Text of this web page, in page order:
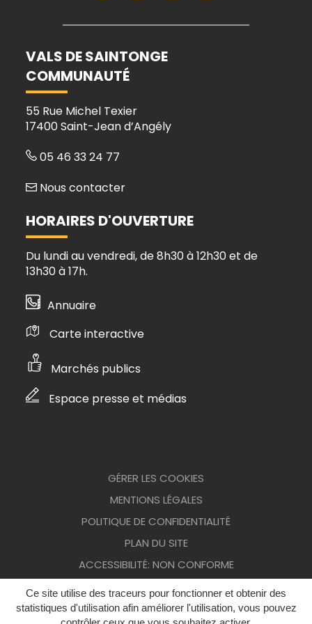
Ce site utilise des traceurs pour fonctionner et obtenir des
statistiques d'utilisation afin améliorer l'utilisation, vous pouvez
FacebookInstagram
VALS DE SAINTONGE
COMMUNAUTÉ
55 Rue Michel Texier
17400 Saint-Jean d’Angély
05 46 33 24 77
Nous contacter
HORAIRES D'OUVERTURE
Du lundi au vendredi, de 8h30 à 12h30 et de
13h30 à 17h.
Annuaire
Carte interactive
Marchés publics
Espace presse et médias
GÉRER LES COOKIES
MENTIONS LÉGALES
POLITIQUE DE CONFIDENTIALITÉ
PLAN DU SITE
ACCESSIBILITÉ: NON CONFORME